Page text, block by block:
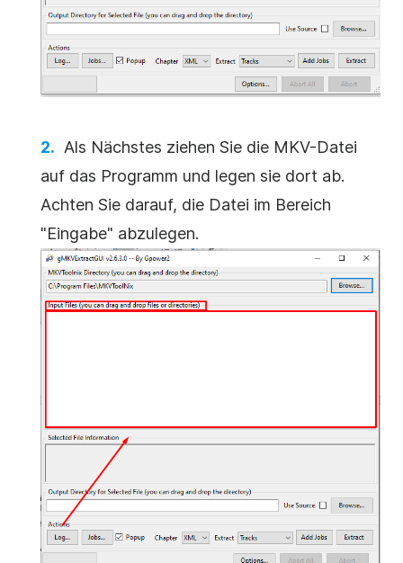
Als Nächstes ziehen Sie die MKV-Datei
auf das Programm und legen sie dort ab.
Achten Sie darauf, die Datei im Bereich
"Eingabe" abzulegen.